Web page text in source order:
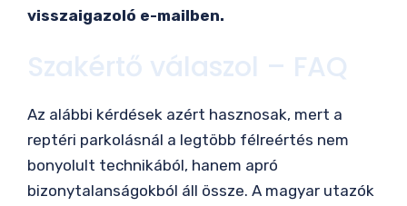
visszaigazoló e-mailben.
Szakértő válaszol – FAQ
Az alábbi kérdések azért hasznosak, mert a
reptéri parkolásnál a legtöbb félreértés nem
bonyolult technikából, hanem apró
bizonytalanságokból áll össze. A magyar utazók